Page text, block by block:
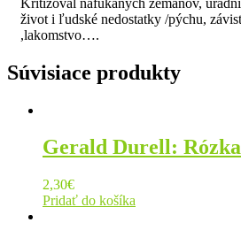
život i ľudské nedostatky /pýchu,
,lakomstvo….
Súvisiace produkty
Gerald Durell:
2,30€
Pridať do košíka